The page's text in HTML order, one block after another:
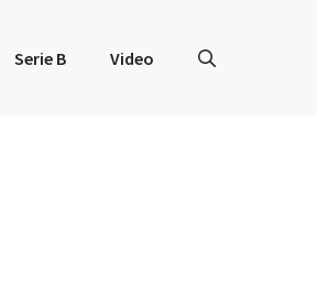
Serie B Video